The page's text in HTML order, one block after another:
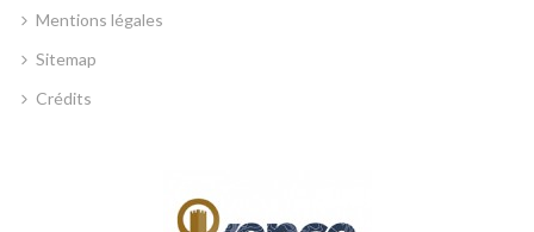
Mentions légales
Sitemap
Crédits